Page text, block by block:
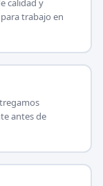
trabajo en
antes de